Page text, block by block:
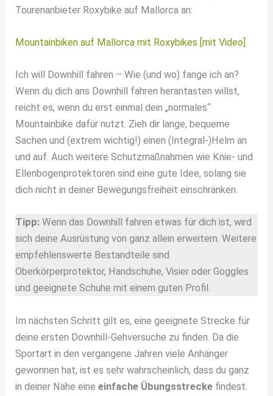
Tourenanbieter Roxybike auf Mallorca an:
Mountainbiken auf Mallorca mit Roxybikes [mit Video]
Ich will Downhill fahren – Wie (und wo) fange ich an?
Wenn du dich ans Downhill fahren herantasten willst,
reicht es, wenn du erst einmal dein „normales“
Mountainbike dafür nutzt. Zieh dir lange, bequeme
Sachen und (extrem wichtig!) einen (Integral-)Helm an
und auf. Auch weitere Schutzmaßnahmen wie Knie- und
Ellenbogenprotektoren sind eine gute Idee, solang sie
dich nicht in deiner Bewegungsfreiheit einschränken.
Tipp: Wenn das Downhill fahren etwas für dich ist, wird
sich deine Ausrüstung von ganz allein erweitern. Weitere
empfehlenswerte Bestandteile sind
Oberkörperprotektor, Handschuhe, Visier oder Goggles
und geeignete Schuhe mit einem guten Profil.
Im nächsten Schritt gilt es, eine geeignete Strecke für
deine ersten Downhill-Gehversuche zu finden. Da die
Sportart in den vergangene Jahren viele Anhänger
gewonnen hat, ist es sehr wahrscheinlich, dass du ganz
in deiner Nähe eineeinfache Übungsstrecke findest.